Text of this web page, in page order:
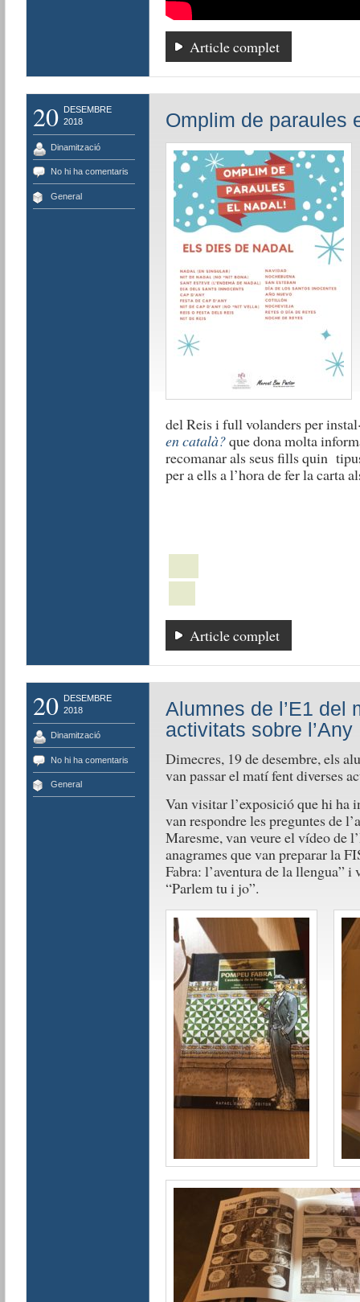
Article complet
20
DESEMBRE
2018
Dinamització
No hi ha comentaris
General
Omplim de paraules
del Reis i full volanders per
en català?que dona molta
recomanar als seus fills quin
per a ells a l’hora de fer la carta
Article complet
20
DESEMBRE
2018
Dinamització
No hi ha comentaris
General
Alumnes de l’E1 del
activitats sobre l’Any
Dimecres, 19 de desembre, els
van passar el matí fent diverses
Van visitar l’exposició que hi ha
van respondre les preguntes de
Maresme, van veure el vídeo de
anagrames que van preparar la
Fabra: l’aventura de la llengua”
“Parlem tu i jo”.